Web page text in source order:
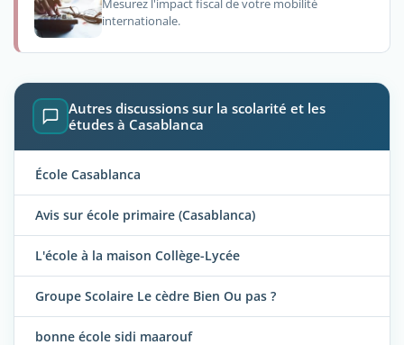
Mesurez l'impact fiscal de votre mobilité
internationale.
Autres discussions sur la scolarité et les
études à Casablanca
École Casablanca
Avis sur école primaire (Casablanca)
L'école à la maison Collège-Lycée
Groupe Scolaire Le cèdre Bien Ou pas ?
bonne école sidi maarouf